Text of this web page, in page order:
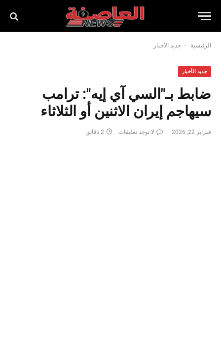
الرئيسية - جديد الأخبار
جديد الأخبار
ضابط بـ"السي آي إيه": ترامب
سيهاجم إيران الاثنين أو الثلاثاء
فبراير 22, 2026 لا توجد تعليقات 2 دقائق